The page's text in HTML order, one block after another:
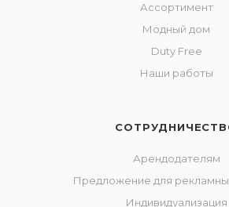
Ассортимент
Модный дом
Duty Free
Наши работы
Арендодателям
Предложение для
Индивидуализация